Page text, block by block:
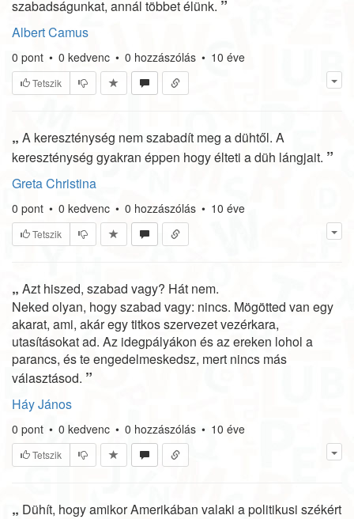
szabadságunkat, annál többet élünk. ”
Albert Camus
0 pont • 0 kedvenc • 0 hozzászólás • 10 éve
Tetszik
„ A kereszténység nem szabadít meg a dühtől. A
kereszténység gyakran éppen hogy élteti a düh lángjait. ”
Greta Christina
0 pont • 0 kedvenc • 0 hozzászólás • 10 éve
Tetszik
„ Azt hiszed, szabad vagy? Hát nem.
Neked olyan, hogy szabad vagy: nincs. Mögötted van egy
akarat, ami, akár egy titkos szervezet vezérkara,
utasításokat ad. Az idegpályákon és az ereken lohol a
parancs, és te engedelmeskedsz, mert nincs más
választásod. ”
Háy János
0 pont • 0 kedvenc • 0 hozzászólás • 10 éve
Tetszik
„ Dühít, hogy amikor Amerikában valaki a politikusi székért